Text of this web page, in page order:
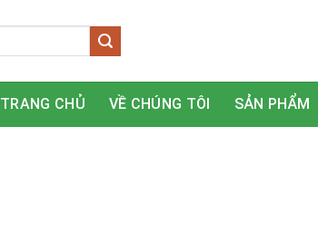
TRANG CHỦ VỀ CHÚNG TÔI SẢN PHẨM